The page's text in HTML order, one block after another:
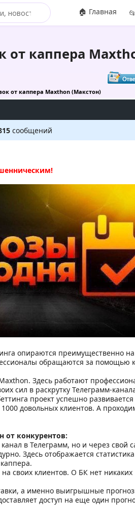
🏠 Главная
от каппера
от каппера Maxthon (Макстон)
сообщений
опираются преимущественно на
обращаются за помощью к
Здесь работают
сил в раскрутку Телеграмм-
проект успешно развивается
довольных клиентов. А
от конкурентов:
в Телеграмм, но и через свой
Здесь отображается
своих клиентов. О БК нет никаких
а именно выигрышные
доступ на еще один